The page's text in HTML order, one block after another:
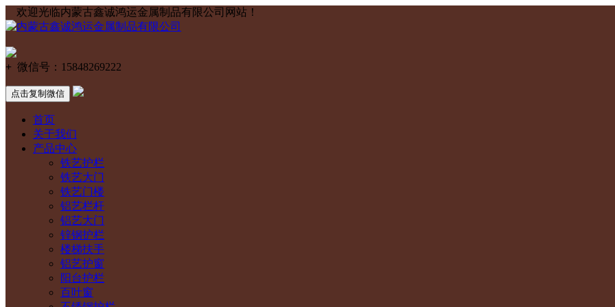
欢迎光临内蒙古鑫诚鸿运金属制品有限公司网站！
+ 微信号： 15848269222
点击复制微信
首页
关于我们
产品中心
铁艺护栏
铁艺大门
铁艺门楼
铝艺栏杆
铝艺大门
锌钢护栏
楼梯扶手
铝艺护窗
阳台护栏
百叶窗